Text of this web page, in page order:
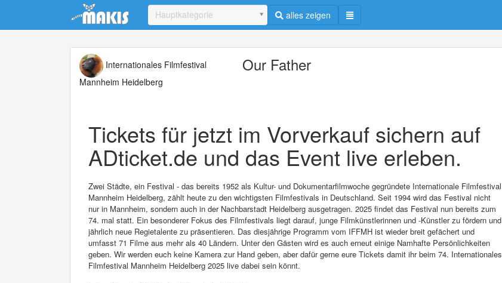
Update cookies preferences
Hauptkategorie alles zeigen
Internationales Filmfestival
Mannheim Heidelberg
Our Father
Tickets für jetzt im Vorverkauf sichern auf
ADticket.de und das Event live erleben.
Zwei Städte, ein Festival - das bereits 1952 als Kultur- und Dokumentarfilmwoche gegründete Internationale Filmfestival
Mannheim Heidelberg, zählt heute zu den wichtigsten Filmfestivals in Deutschland. Seit 1994 wird das Festival nicht
nur in Mannheim, sondern auch in der Nachbarstadt Heidelberg ausgetragen. 2025 findet das Festival nun bereits zum
74. mal statt. Ein besonderer Fokus des Filmfestivals liegt darauf, junge Filmkünstlerinnen und -Künstler zu fördern und
jährlich neue Regietalente zu präsentieren. Das diesjährige Programm vom IFFMH ist wieder breit gefächert und
umfasst 71 Filme aus mehr als 40 Ländern. Unter den Gästen wird es auch erneut einige Namhafte Persönlichkeiten
geben. Wir werden euch keine Kamera zur Hand geben, aber dafür gerne eure Tickets damit ihr beim 74. Internationales
Filmfestival Mannheim Heidelberg 2025 live dabei sein könnt.